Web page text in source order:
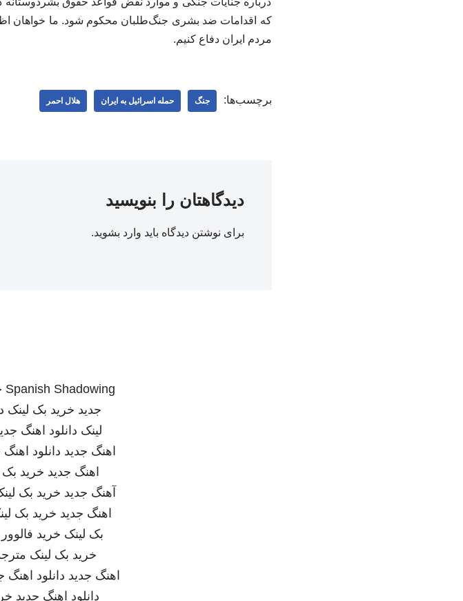
که اقدامات ضد بشری جنگ‌طلبان محکوم شود. ما خواهان
مردم ایران دفاع کنیم.
برچسب‌ها: جنگ حمله اسرائیل به ایران هلال احمر
دیدگاهتان را بنویسید
برای نوشتن دیدگاه باید وارد بشوید.
Spanish Shadowing
جدید خرید بک لینک
لینک دانلود اهنگ
اهنگ جدید دانلود
اهنگ جدید خرید بک
آهنگ جدید خرید بک
اهنگ جدید خرید بک
بک لینک خرید
خرید بک لینک
اهنگ جدید دانلود اهنگ
دانلود اهنگ جدید